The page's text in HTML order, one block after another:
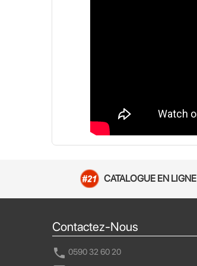
CATALOGUE EN LIGNE
Contactez-Nous
call 0590 32 60 20